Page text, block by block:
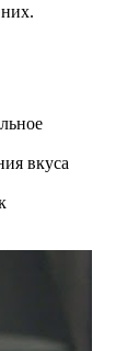
вкуса